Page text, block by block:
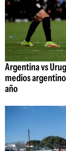
Argentina vs
medios
año